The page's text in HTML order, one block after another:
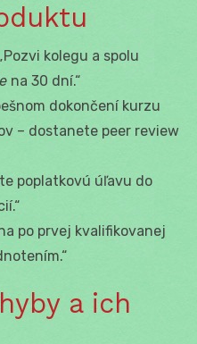
kolegu a spolu
na 30 dní.“
dokončení kurzu
– dostanete peer review
poplatkovú úľavu do
po prvej kvalifikovanej
a ich